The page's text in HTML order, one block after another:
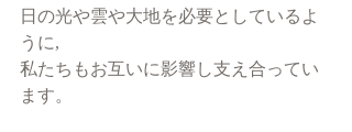
日の光や雲や大地を必要としているよ
うに,
私たちもお互いに影響し支え合ってい
ます。